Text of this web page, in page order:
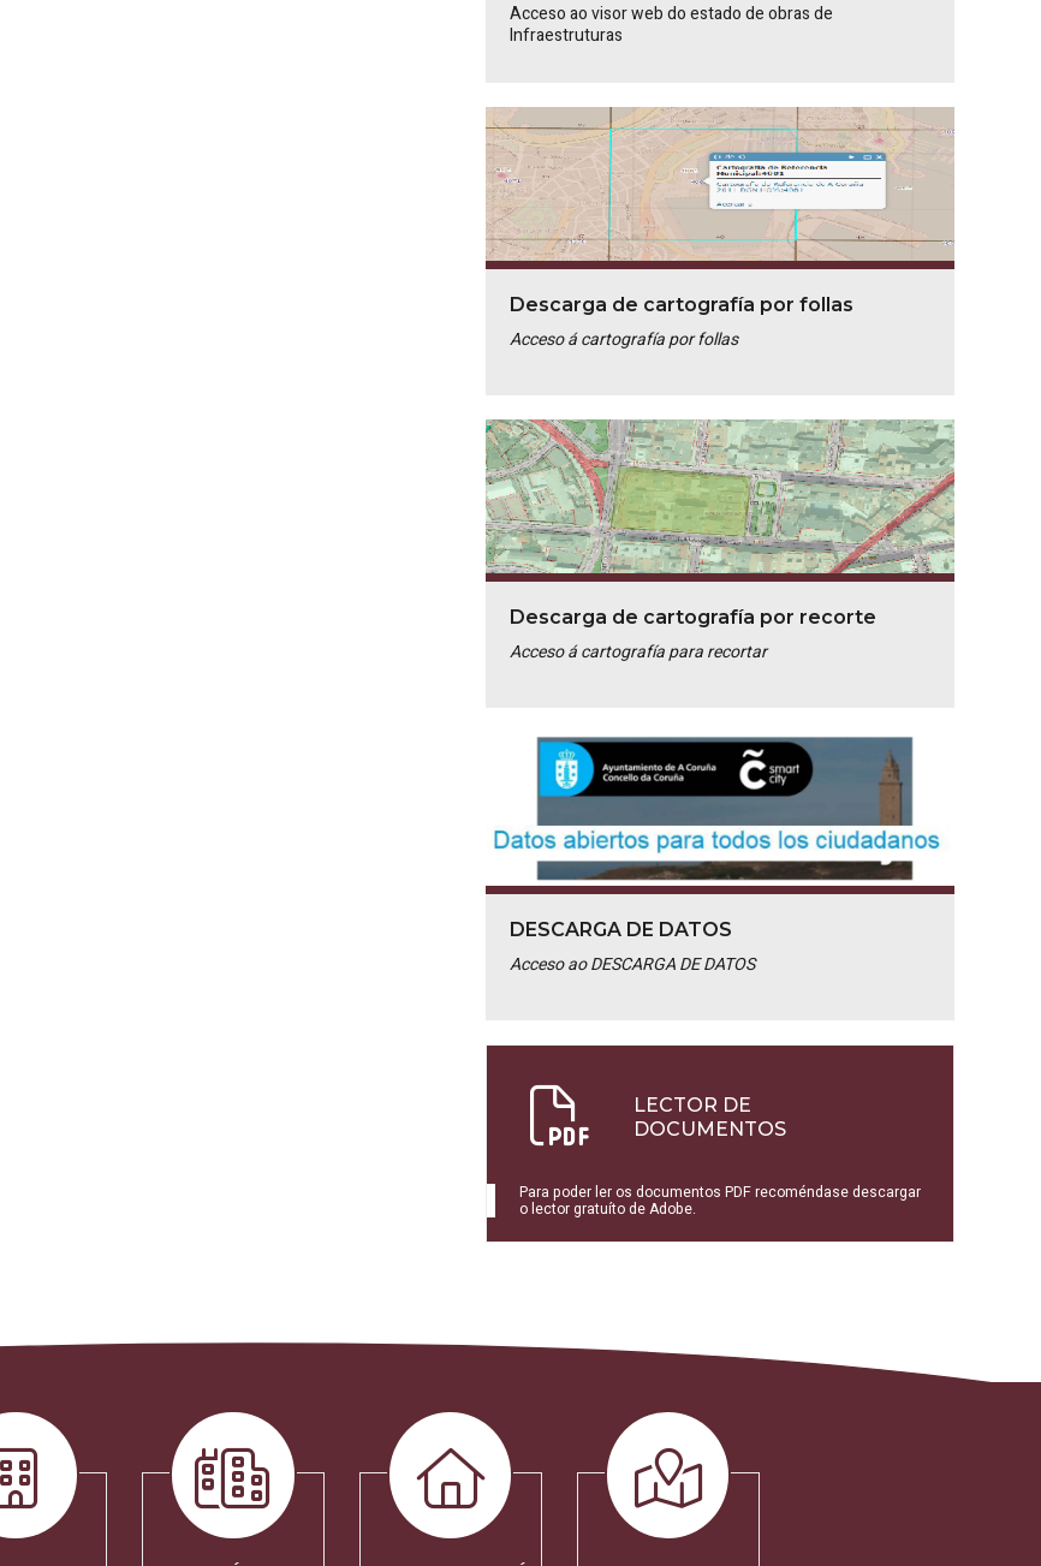
Acceso ao visor web do estado de obras de
Infraestruturas
Descarga de cartografía por follas
Acceso á cartografía por follas
Descarga de cartografía por recorte
Acceso á cartografía para recortar
DESCARGA DE DATOS
Acceso ao DESCARGA DE DATOS
LECTOR DE
DOCUMENTOS
Para poder ler os documentos PDF recoméndase descargar
o lector gratuíto de Adobe.